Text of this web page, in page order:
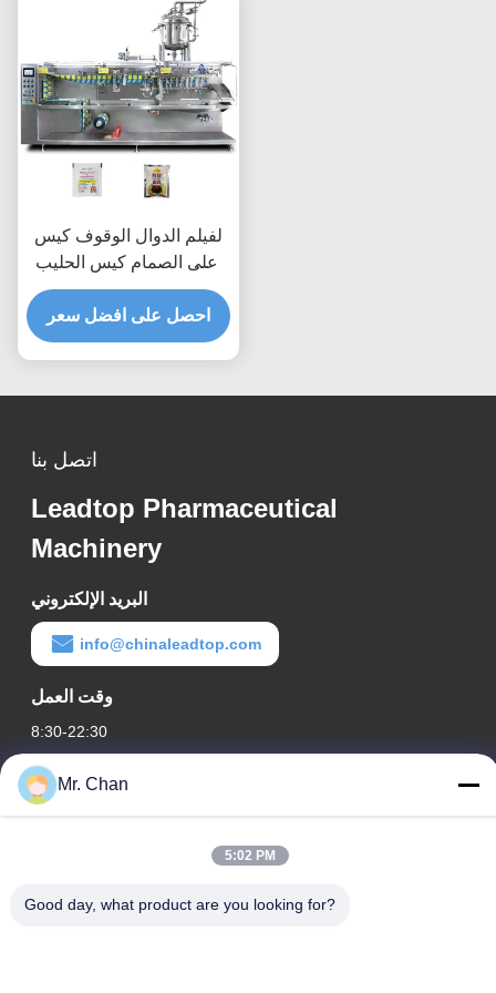
لفيلم الدوال الوقوف كيس
أعلى الصمام كيس الحليب
الشاي ملء الأفقي آلة
التعبئة المتعددة الوظائف
احصل على افضل سعر
اتصل بنا
Leadtop Pharmaceutical
Machinery
البريد الإلكتروني
info@chinaleadtop.com
وقت العمل
8:30-22:30
عنواننا
عنوان الشركة
رقم 28 ، طريق جيوان ، منطقة جيولي الصناعية ، شانجوانج. مدينة
Mr. Chan
5:02 PM
Good day, what product are you looking for?